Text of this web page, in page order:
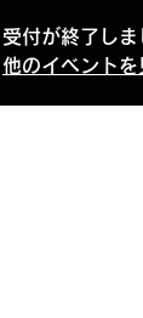
受付が終了しま
他のイベントを